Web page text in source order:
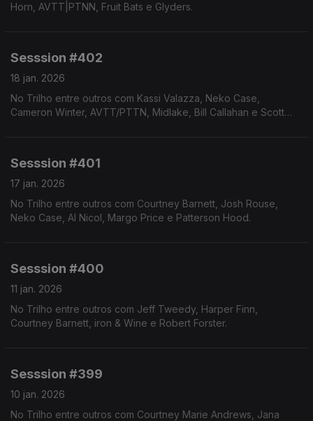
Horn, AVTT|PTNN, Fruit Bats e Glyders.
Sesssion #402
18 jan. 2026
No Trilho entre outros com Kassi Valazza, Neko Case,
Cameron Winter, AVTT/PTTN, Midlake, Bill Callahan e Scott
Sesssion #401
17 jan. 2026
No Trilho entre outros com Courtney Barnett, Josh Rouse,
Neko Case, Al Nicol, Margo Price e Patterson Hood.
Sesssion #400
11 jan. 2026
No Trilho entre outros com Jeff Tweedy, Harper Finn,
Courtney Barnett, iron & Wine e Robert Forster.
Sesssion #399
10 jan. 2026
No Trilho entre outros com Courtney Marie Andrews, Jana